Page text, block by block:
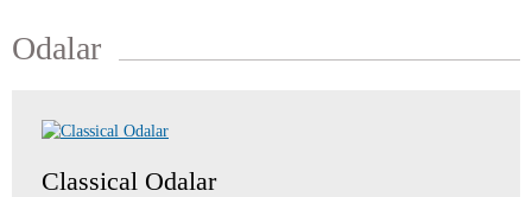
Odalar
Classical Odalar